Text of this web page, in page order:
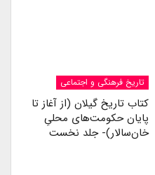
تاریخ فرهنگی و اجتماعی
کتاب تاریخ گیلان (از آغاز تا
پایان حکومت‌های محلیِ
خان‌سالار)- جلد نخست